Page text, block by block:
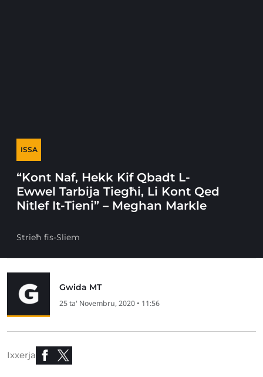
ISSA
“Kont Naf, Hekk Kif Qbadt L-
Ewwel Tarbija Tiegħi, Li Kont Qed
Nitlef It-Tieni” – Meghan Markle
Strieħ fis-Sliem
Gwida MT
25 ta' Novembru, 2020 • 11:56
Ixxerja